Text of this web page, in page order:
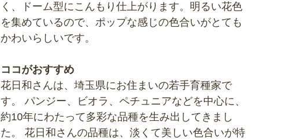
く、ドーム型にこんもり仕上がります。明るい花色
を集めているので、ポップな感じの色合いがとても
かわいらしいです。
ココがおすすめ
花日和さんは、埼玉県にお住まいの若手育種家で
す。 パンジー、ビオラ、ペチュニアなどを中心に、
約10年にわたって多彩な品種を生み出してきまし
た。 花日和さんの品種は、淡くて美しい色合いが特